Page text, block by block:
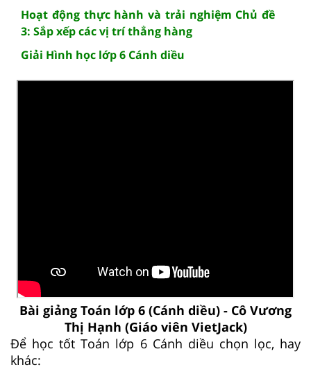
Hoạt động thực hành và trải nghiệm Chủ đề
3: Sắp xếp các vị trí thẳng hàng
Giải Hình học lớp 6 Cánh diều
Bài giảng Toán lớp 6 (Cánh diều) - Cô Vương
Thị Hạnh (Giáo viên VietJack)
Để học tốt Toán lớp 6 Cánh diều chọn lọc, hay
khác: